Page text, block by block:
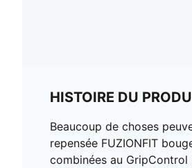
HISTOIRE DU
Beaucoup de choses
repensée FUZIONFIT
combinées au